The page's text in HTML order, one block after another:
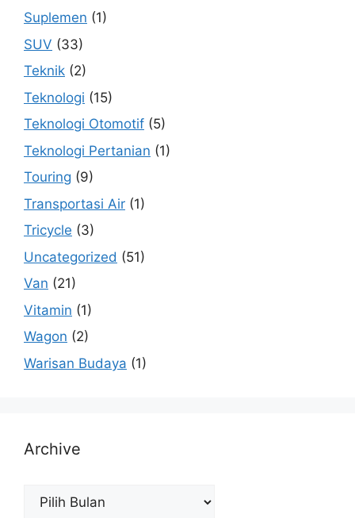
Suplemen (1)
SUV (33)
Teknik (2)
Teknologi (15)
Teknologi Otomotif (5)
Teknologi Pertanian (1)
Touring (9)
Transportasi Air (1)
Tricycle (3)
Uncategorized (51)
Van (21)
Vitamin (1)
Wagon (2)
Warisan Budaya (1)
Archive
Archive